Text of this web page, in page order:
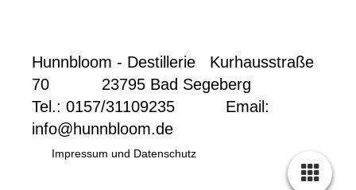
Hunnbloom - Destillerie Kurhausstraße
70 23795 Bad Segeberg
Tel.: 0157/31109235
Email:
info@hunnbloom.de
Impressum und Datenschutz